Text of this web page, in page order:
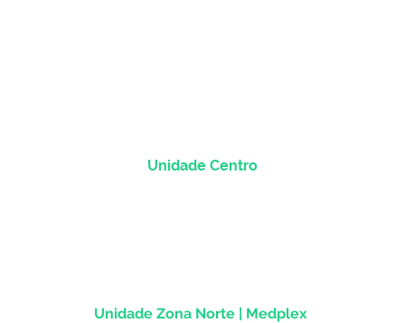
Unidade Centro
Unidade Zona Norte | Medplex